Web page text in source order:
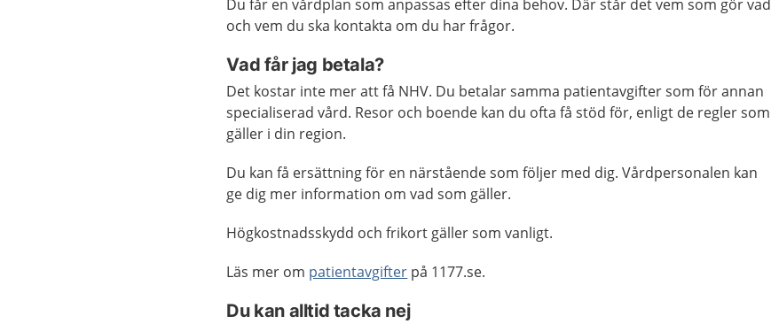
Du får en vårdplan som anpassas efter dina behov. Där står det vem som gör vad
och vem du ska kontakta om du har frågor.
Vad får jag betala?
Det kostar inte mer att få NHV. Du betalar samma patientavgifter som för annan
specialiserad vård. Resor och boende kan du ofta få stöd för, enligt de regler som
gäller i din region.
Du kan få ersättning för en närstående som följer med dig. Vårdpersonalen kan
ge dig mer information om vad som gäller.
Högkostnadsskydd och frikort gäller som vanligt.
Läs mer om patientavgifter på 1177.se.
Du kan alltid tacka nej